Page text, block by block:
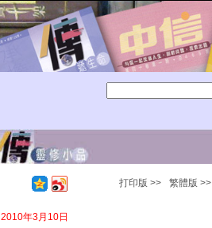
打印版 >> 繁體版 >>
2010年3月10日